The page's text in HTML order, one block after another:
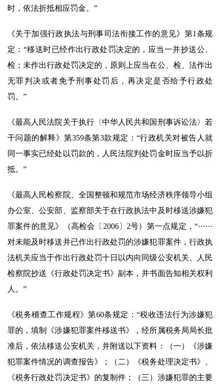
时，依法折抵相应罚金。”
《关于加强行政执法与刑事司法衔接工作的意见》第1条规
定：“移送时已经作出行政处罚决定的，应当一并抄送公、
检；未作出行政处罚决定的，原则上应当在公、检、法作出
无罪判决或者免予刑事处罚后，再决定是否给予行政处
罚。”
《最高人民法院关于执行〈中华人民共和国刑事诉讼法〉若
干问题的解释》第359条第3款规定：“行政机关对被告人就
同一事实已经处以罚款的，人民法院判处罚金时应当予以折
抵。”
《最高人民检察院、全国整顿和规范市场经济秩序领导小组
办公室、公安部、监察部关于在行政执法中及时移送涉嫌犯
罪案件的意见》（高检会〔2006〕2号）第一点规定，“······
对未能及时移送并已作出行政处罚的涉嫌犯罪案件，行政执
法机关应当于作出行政处罚十日以内向同级公安机关、人民
检察院抄送《行政处罚决定书》副本，并书面告知相关权利
人。”
《税务稽查工作规程》第60条规定：“税收违法行为涉嫌犯
罪的，填制《涉嫌犯罪案件移送书》，经所属税务局局长批
准后，依法移送公安机关，并附送以下资料：（一）《涉嫌
犯罪案件情况的调查报告》；（二）《税务处理决定书》、
《税务行政处罚决定书》的复制件；（三）涉嫌犯罪的主要